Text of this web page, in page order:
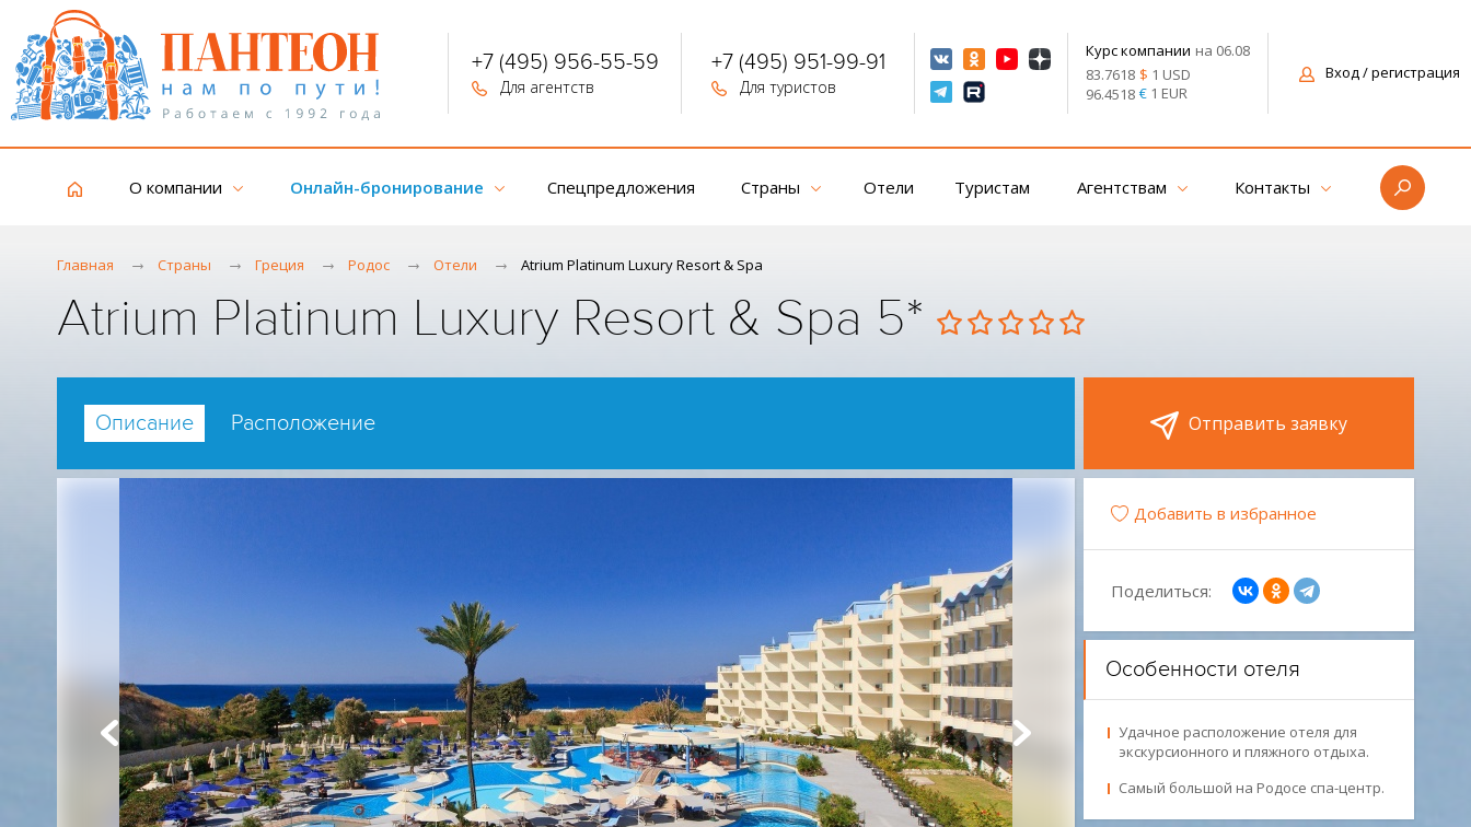
+7 (495) 956-55-59
Для агентств
+7 (495) 951-99-91
Для туристов
Курс компании на 06.08
83.7618 $ 1 USD
96.4518 €1 EUR
Вход/ регистрация
О компании Онлайн-бронирование Спецпредложения Страны Отели Туристам Агентствам Контакты
Главная Страны Греция Родос Отели Atrium Platinum Luxury Resort & Spa
Atrium Platinum Luxury Resort & Spa 5*
Описание Расположение Отправить заявку
Добавить в избранное
Поделиться:
Особенности отеля
Удачное расположение отеля для
экскурсионного и пляжного отдыха.
Самый большой на Родосе спа-центр.